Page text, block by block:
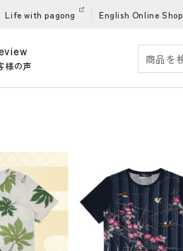
Life with pagong English Online Shop
様の声